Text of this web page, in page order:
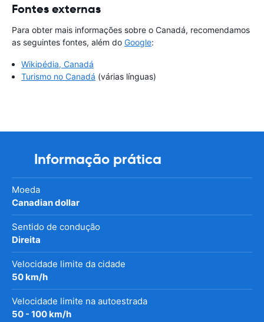
Fontes externas
Para obter mais informações sobre o Canadá, recomendamos
as seguintes fontes, além do Google:
Wikipédia, Canadá
Turismo no Canadá (várias línguas)
Informação prática
Moeda
Canadian dollar
Sentido de condução
Direita
Velocidade limite da cidade
50 km/h
Velocidade limite na autoestrada
50 - 100 km/h